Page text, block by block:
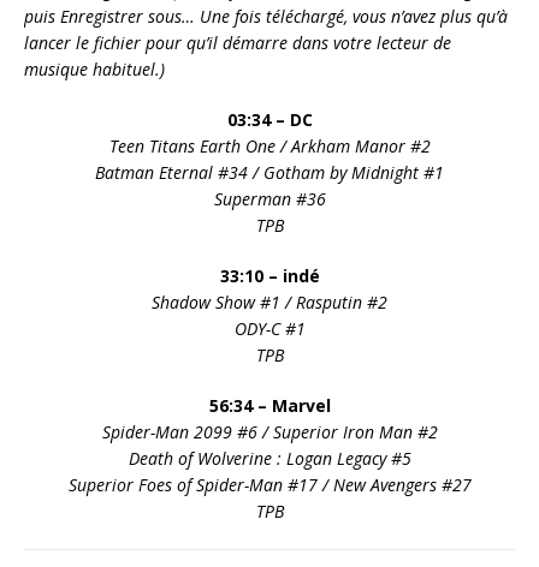
puis Enregistrer sous… Une fois téléchargé, vous n’avez plus qu’à
lancer le fichier pour qu’il démarre dans votre lecteur de
musique habituel.)
03:34 – DC
Teen Titans Earth One / Arkham Manor #2
Batman Eternal #34 / Gotham by Midnight #1
Superman #36
TPB
33:10 – indé
Shadow Show #1 / Rasputin #2
ODY-C #1
TPB
56:34 – Marvel
Spider-Man 2099 #6/ Superior Iron Man #2
Death of Wolverine : Logan Legacy #5
Superior Foes of Spider-Man #17 / New Avengers #27
TPB